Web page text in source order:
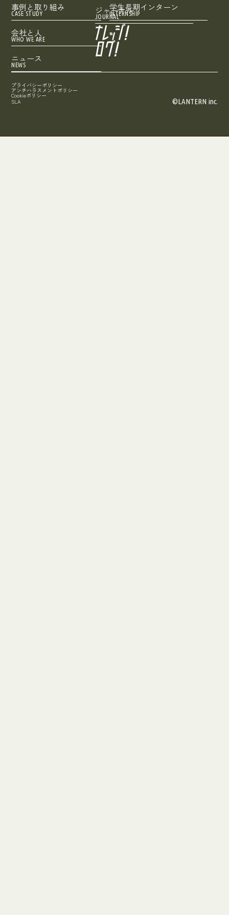
CASE STUDY
事例と取り組み
WHO WE ARE
会社と人
INTERNSHIP
学生長期インターン
NEWS
ニュース
JOURNAL
ジャーナル
プライバシーポリシー
アンチハラスメントポリシー
Cookieポリシー
SLA
©LANTERN inc.